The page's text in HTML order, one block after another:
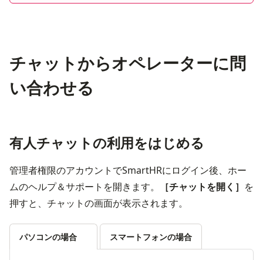
チャットからオペレーターに問
い合わせる
有人チャットの利用をはじめる
管理者権限のアカウントでSmartHRにログイン後、ホー
ムのヘルプ＆サポートを開きます。
［チャットを開く］ を
押すと、チャットの画面が表示されます。
パソコンの場合 スマートフォンの場合